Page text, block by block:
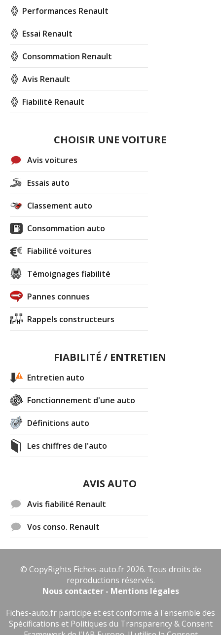
Performances Renault
Essai Renault
Consommation Renault
Avis Renault
Fiabilité Renault
CHOISIR UNE VOITURE
Avis voitures
Essais auto
Classement auto
Consommation auto
Fiabilité voitures
Témoignages fiabilité
Pannes connues
Rappels constructeurs
FIABILITÉ / ENTRETIEN
Entretien auto
Fonctionnement d'une auto
Définitions auto
Les chiffres de l'auto
AVIS AUTO
Avis fiabilité Renault
Vos conso. Renault
© CopyRights Fiches-auto.fr 2026. Tous droits de
reproductions réservés.
Nous contacter - Mentions légales
Fiches-auto.fr participe et est conforme à l'ensemble des
Spécifications et Politiques du Transparency & Consent